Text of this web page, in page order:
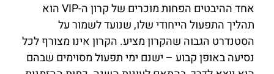
אחד ההיבטים הפחות מוכרים של קרון ה-VIP הוא
תהליך התפעול הייחודי שלו, שנועד לשמור על
הסטנדרט הגבוה שהקרון מציע. הקרון אינו מצורף לכל
נסיעה באופן קבוע – ישנם ימי תפעול מסוימים שבהם